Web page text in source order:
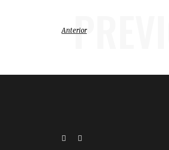
PREVIO
Anterior